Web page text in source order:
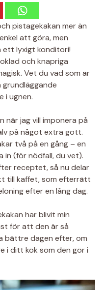
pistagekakan mer än
att göra, men
ett lyxigt konditori!
och knapriga
Vet du vad som är
i ugnen.
när jag vill imponera på
på något extra gott.
två på en gång – en
(för nödfall, du vet).
receptet, så nu delar
till kaffet, som efterrätt
efter en lång dag.
har blivit min
för att den är så
bättre dagen efter, om
i ditt kök som den gör i